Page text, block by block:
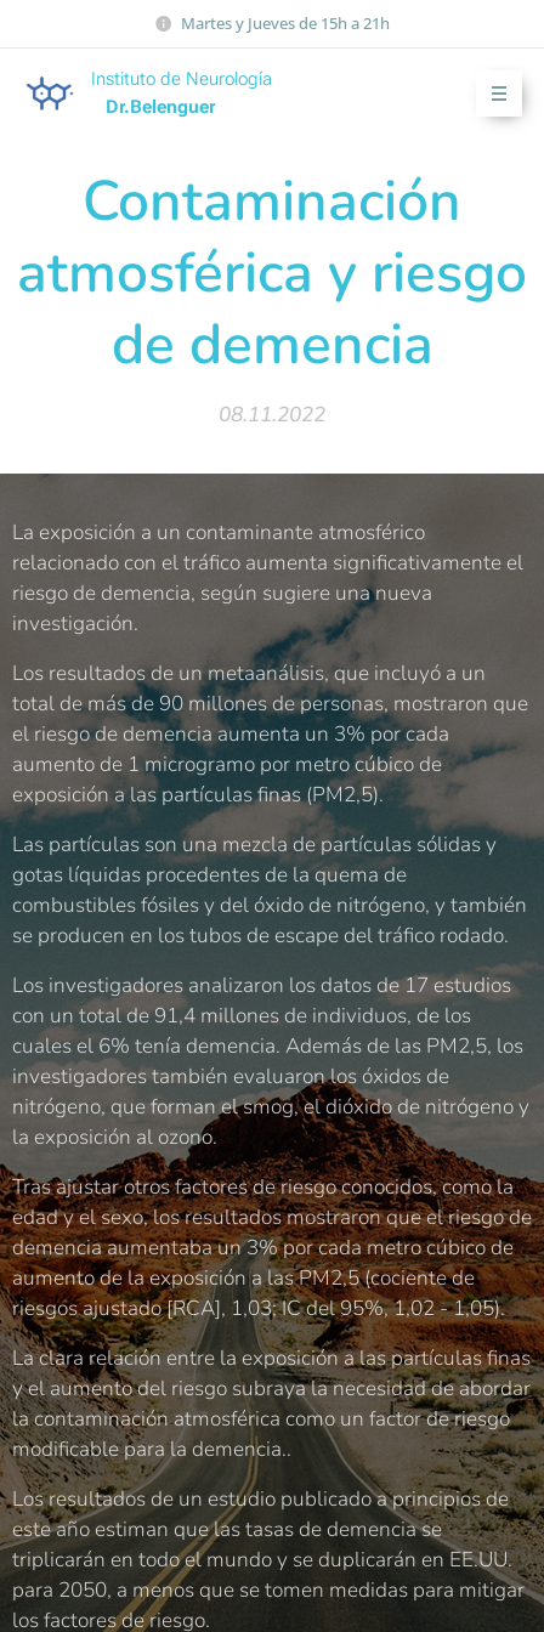
Martes y Jueves de 15h a 21h
Instituto de Neurología
Dr.Belenguer
Contaminación
atmosférica y riesgo
de demencia
08.11.2022
La exposición a un contaminante atmosférico
relacionado con el tráfico aumenta significativamente el
riesgo de demencia, según sugiere una nueva
investigación.
Los resultados de un metaanálisis, que incluyó a un
total de más de 90 millones de personas, mostraron que
el riesgo de demencia aumenta un 3% por cada
aumento de 1 microgramo por metro cúbico de
exposición a las partículas finas (PM2,5).
Las partículas son una mezcla de partículas sólidas y
gotas líquidas procedentes de la quema de
combustibles fósiles y del óxido de nitrógeno, y también
se producen en los tubos de escape del tráfico rodado.
Los investigadores analizaron los datos de 17 estudios
con un total de 91,4 millones de individuos, de los
cuales el 6% tenía demencia. Además de las PM2,5, los
investigadores también evaluaron los óxidos de
nitrógeno, que forman el smog, el dióxido de nitrógeno y
la exposición al ozono.
Tras ajustar otros factores de riesgo conocidos, como la
edad y el sexo, los resultados mostraron que el riesgo de
demencia aumentaba un 3% por cada metro cúbico de
aumento de la exposición a las PM2,5 (cociente de
riesgos ajustado [RCA], 1,03; IC del 95%, 1,02 - 1,05).
La clara relación entre la exposición a las partículas finas
y el aumento del riesgo subraya la necesidad de abordar
la contaminación atmosférica como un factor de riesgo
modificable para la demencia..
Los resultados de un estudio publicado a principios de
este año estiman que las tasas de demencia se
triplicarán en todo el mundo y se duplicarán en EE.UU.
para 2050, a menos que se tomen medidas para mitigar
los factores de riesgo.